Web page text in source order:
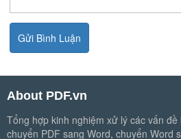
About PDF.vn
Tổng hợp kinh nghiệm xử lý các vấn
chuyển PDF sang Word, chuyển Word